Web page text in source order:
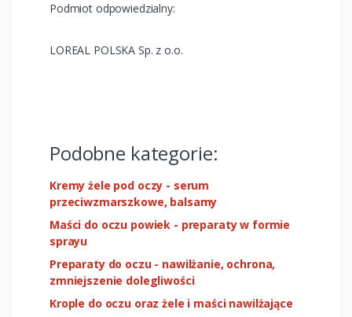
Podmiot odpowiedzialny:
LOREAL POLSKA Sp. z o.o.
Podobne kategorie:
Kremy żele pod oczy - serum
przeciwzmarszkowe, balsamy
Maści do oczu powiek - preparaty w formie
sprayu
Preparaty do oczu - nawilżanie, ochrona,
zmniejszenie dolegliwości
Krople do oczu oraz żele i maści nawilżające